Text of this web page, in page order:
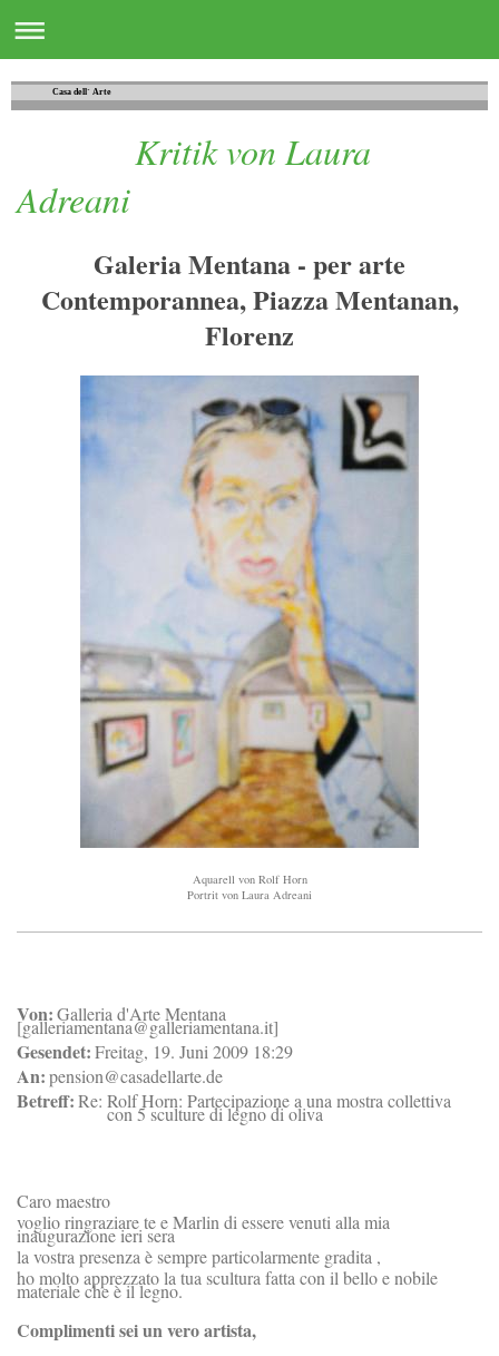
Casa dell´ Arte
Kritik von Laura
Adreani
Galeria Mentana - per arte
Contemporannea, Piazza Mentanan,
Florenz
Aquarell von Rolf Horn
Portrit von Laura Adreani
Von:Galleria d'Arte Mentana
[galleriamentana@galleriamentana.it]
Gesendet:Freitag, 19. Juni 2009 18:29
An:pension@casadellarte.de
Betreff:Re: Rolf Horn: Partecipazione a una mostra collettiva
con 5 sculture di legno di oliva
Caro maestro
voglio ringraziare te e Marlin di essere venuti alla mia
inaugurazione ieri sera
la vostra presenza è sempre particolarmente gradita ,
ho molto apprezzato la tua scultura fatta con il bello e nobile
materiale che è il legno.
Complimenti sei un vero artista,